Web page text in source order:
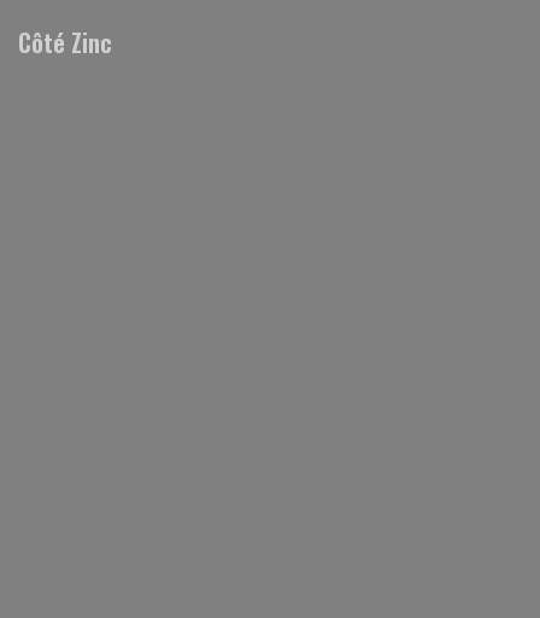
Côté Zinc